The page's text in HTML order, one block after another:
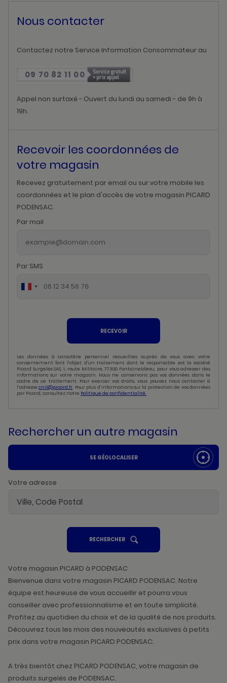
Nous contacter
Contactez notre Service Information Consommateur au
09 70 82 11 00
Appel non surtaxé - Ouvert du lundi au samedi - de 9h à
19h.
Recevoir les coordonnées de
votre magasin
Recevez gratuitement par email ou sur votre mobile les
coordonnées et le plan d'accès de votre magasin PICARD
PODENSAC.
Par mail
Par SMS
RECEVOIR
Les données à caractère personnel recueillies auprès de vous avec votre
consentement font l’objet d’un traitement dont le responsable est la société
Picard Surgelés SAS, 1, route Militaire, 77300 Fontainebleau, pour vous adresser des
informations sur votre magasin. Nous ne conservons pas vos données dans le
cadre de ce traitement. Pour exercer vos droits, vous pouvez nous contacter à
l’adressecnil@picard.fr. Pour plus d’informations sur la protection de vos données
par Picard, consultez notre Politique de confidentialité.
Rechercher un autre magasin
SE GÉOLOCALISER
Votre adresse
RECHERCHERUN
POINT
VENTE
Votre magasin PICARD à PODENSAC
Bienvenue dans votre magasin PICARD PODENSAC. Notre
équipe est heureuse de vous accueillir et pourra vous
conseiller avec professionnalisme et en toute simplicité.
Profitez au quotidien du choix et de la qualité de nos produits.
Découvrez tous les mois des nouveautés exclusives à petits
prix dans votre magasin PICARD PODENSAC.
A très bientôt chez PICARD PODENSAC, votre magasin de
produits surgelés de PODENSAC.